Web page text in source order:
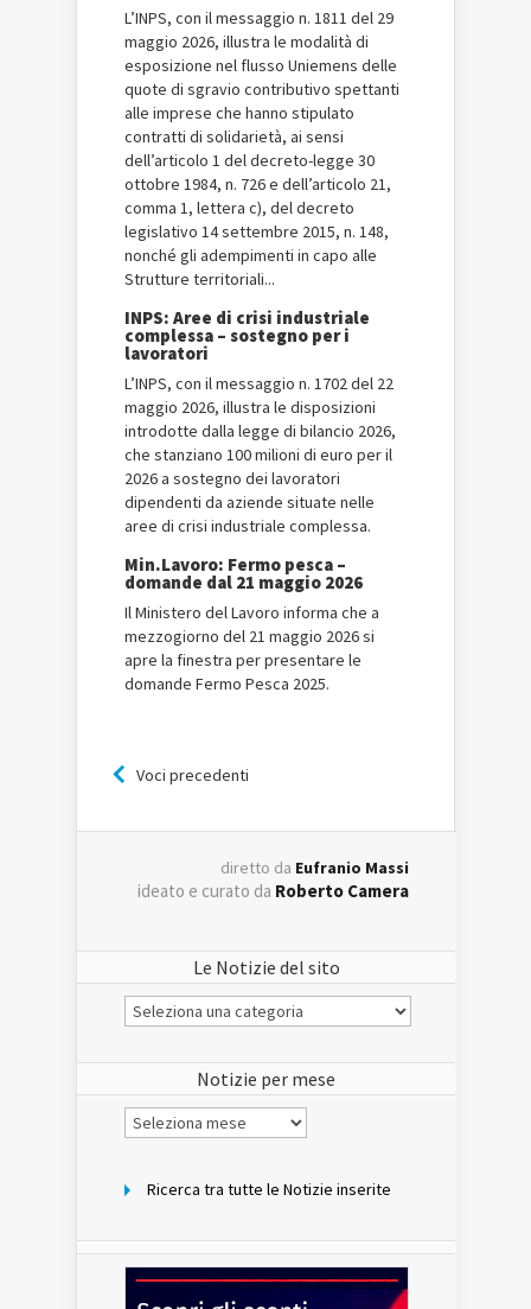
L’INPS, con il messaggio n. 1811 del 29
maggio 2026, illustra le modalità di
esposizione nel flusso Uniemens delle
quote di sgravio contributivo spettanti
alle imprese che hanno stipulato
contratti di solidarietà, ai sensi
dell’articolo 1 del decreto-legge 30
ottobre 1984, n. 726 e dell’articolo 21,
comma 1, lettera c), del decreto
legislativo 14 settembre 2015, n. 148,
nonché gli adempimenti in capo alle
Strutture territoriali...
INPS: Aree di crisi industriale
complessa – sostegno per i
lavoratori
L’INPS, con il messaggio n. 1702 del 22
maggio 2026, illustra le disposizioni
introdotte dalla legge di bilancio 2026,
che stanziano 100 milioni di euro per il
2026 a sostegno dei lavoratori
dipendenti da aziende situate nelle
aree di crisi industriale complessa.
Min.Lavoro: Fermo pesca –
domande dal 21 maggio 2026
Il Ministero del Lavoro informa che a
mezzogiorno del 21 maggio 2026 si
apre la finestra per presentare le
domande Fermo Pesca 2025.
Voci precedenti
diretto da Eufranio Massi
ideato e curato da Roberto Camera
Le Notizie del sito
Le
Notizie
Notizie per mese
Notizie
per
Ricerca tra tutte le Notizie inserite